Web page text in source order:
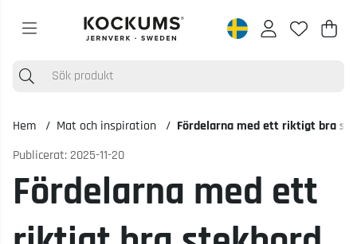
.
Hem Mat och inspiration
Fördelarna med ett riktigt bra
Publicerat: 2025-11-20
Fördelarna med ett